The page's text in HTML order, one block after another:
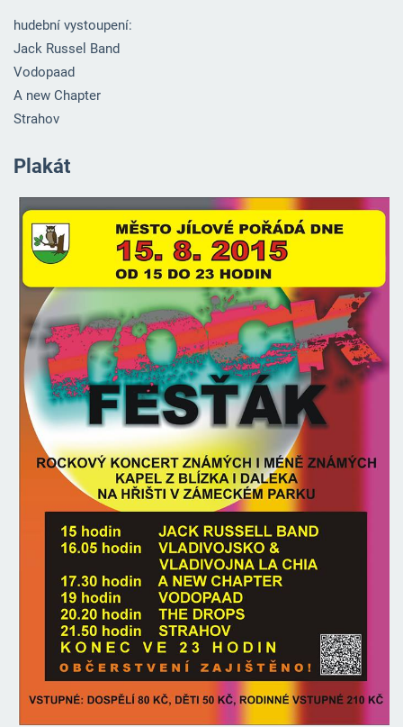
hudební vystoupení:
Jack Russel Band
Vodopaad
A new Chapter
Strahov
Plakát